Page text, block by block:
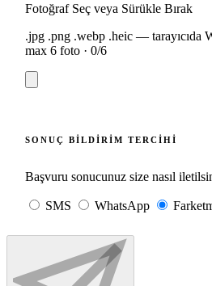
Fotoğraf Seç veya Sürükle Bırak
.jpg .png .webp .heic — tarayıcıda
max 6 foto · 0/6
SONUÇ BILDIRIM TERCIHI
Başvuru sonucunuz size nasıl
SMS WhatsApp